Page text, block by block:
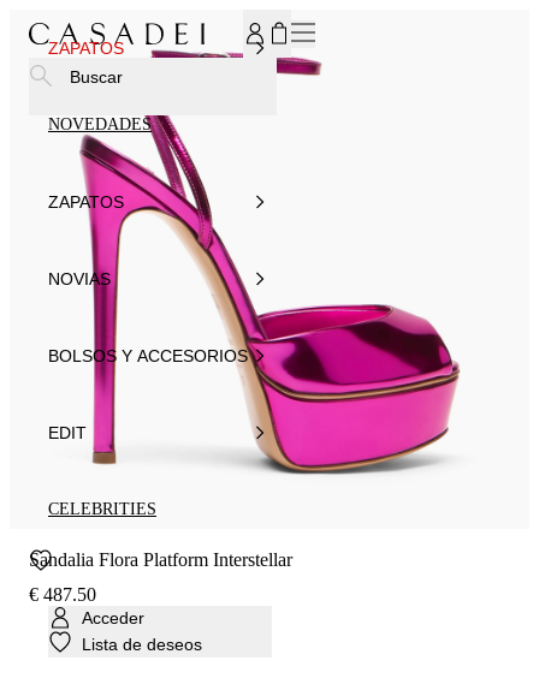
ZAPATOS
NOVEDADES
ZAPATOS
NOVIAS
BOLSOS Y ACCESORIOS
EDIT
CELEBRITIES
Acceder
Lista de deseos
Buscar
Sandalia Flora Platform Interstellar
€ 487.50